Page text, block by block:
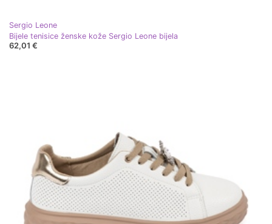
Sergio Leone
Bijele tenisice ženske kože Sergio Leone bijela
62,01 €